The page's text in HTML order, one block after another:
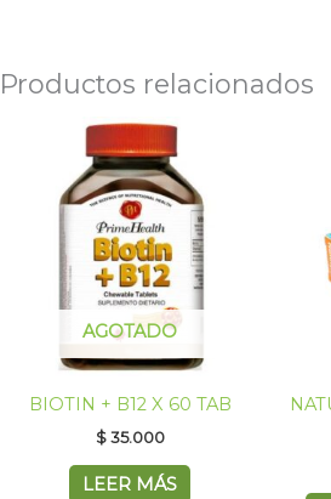
Productos relacionados
AGOTADO
BIOTIN + B12 X 60 TAB
$35.000
LEER MÁS